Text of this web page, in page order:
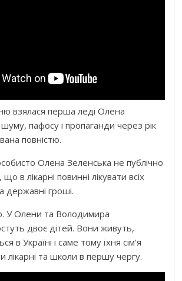
взялася перша леді Олена
пафосу і пропаганди через рік
повністю.
Олена Зеленська не публічно
в лікарні повинні лікувати всіх
державні гроші.
У Олени та Володимира
двоє дітей. Вони живуть,
в Україні і саме тому їхня сім’я
лікарні та школи в першу чергу.